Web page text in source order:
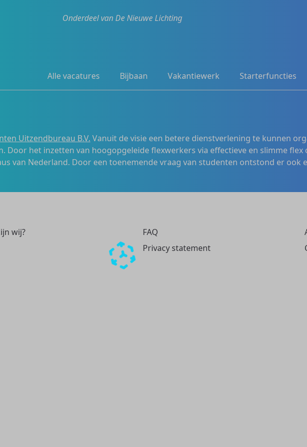
Onderdeel van De Nieuwe Lichting
Alle vacatures Bijbaan Vakantiewerk Starterfuncties
Uitzendbureau B.V. Vanuit de visie een betere dienstverlening te kunnen
Door het inzetten van hoogopgeleide flexwerkers via effectieve en slimme flex
van Nederland. Door een toenemende vraag van studenten ontstond er ook
wij?
FAQ
Privacy statement